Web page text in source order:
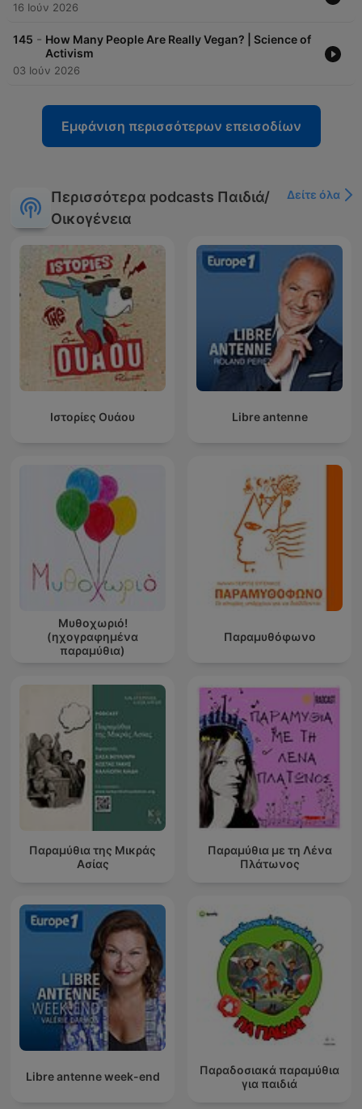
16 Ιούν 2026
145 - How Many People Are Really Vegan? | Science of
Activism
03 Ιούν 2026
Εμφάνιση περισσότερων επεισοδίων
Περισσότερα podcasts Παιδιά/
Οικογένεια
Δείτε όλα
Ιστορίες Ουάου Libre antenne
Μυθοχωριό!
(ηχογραφημένα
παραμύθια)
Παραμυθόφωνο
Παραμύθια της Μικράς
Ασίας
Παραμύθια με τη Λένα
Πλάτωνος
Libre antenne week-end
Παραδοσιακά παραμύθια
για παιδιά